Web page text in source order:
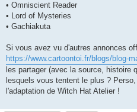
• Omniscient Reader
• Lord of Mysteries
• Gachiakuta
Si vous avez vu d'autres annonces
https://www.cartoontoi.fr/blogs/blog-
les partager (avec la source, histoire
lesquels vous tentent le plus ?
l'adaptation de Witch Hat Atelier !